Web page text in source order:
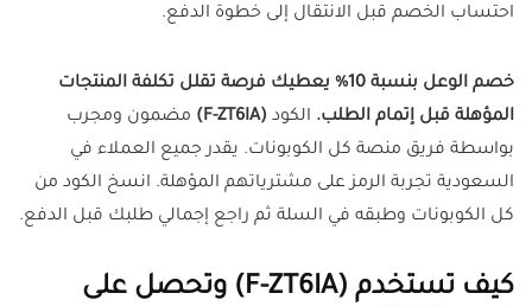
احتساب الخصم قبل الانتقال إلى خطوة الدفع.
خصم الوعل بنسبة 10% يعطيك فرصة تقلل تكلفة المنتجات
المؤهلة قبل إتمام الطلب. الكود (F-ZT6IA)
مضمون ومجرب
بواسطة فريق منصة كل الكوبونات. يقدر جميع العملاء في
السعودية تجربة الرمز على مشترياتهم المؤهلة. انسخ الكود من
كل الكوبونات وطبقه في السلة ثم راجع إجمالي طلبك قبل الدفع.
كيف تستخدم (F-ZT6IA) وتحصل على